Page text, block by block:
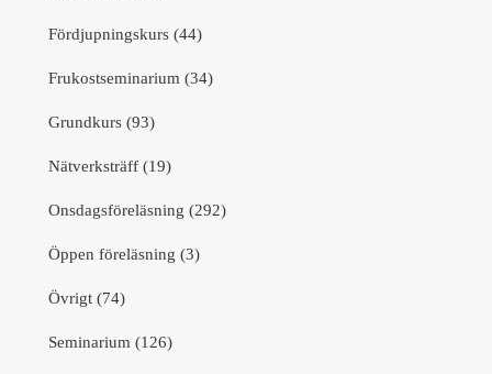
Fördjupningskurs (44)
Frukostseminarium (34)
Grundkurs (93)
Nätverksträff (19)
Onsdagsföreläsning (292)
Öppen föreläsning (3)
Övrigt (74)
Seminarium (126)